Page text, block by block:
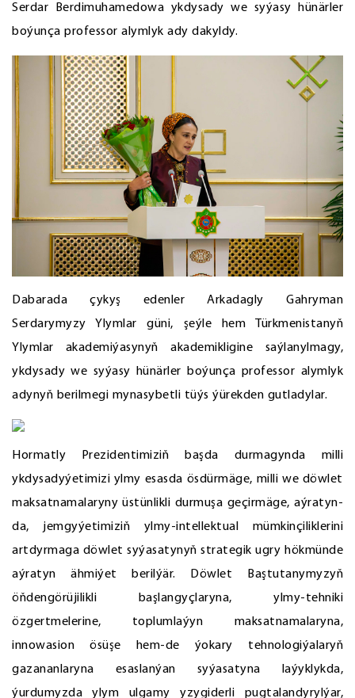
Serdar Berdimuhamedowa ykdysady we syýasy hünärler
boýunça professor alymlyk ady dakyldy.
Dabarada çykyş edenler Arkadagly Gahryman
Serdarymyzy Ylymlar güni, şeýle hem Türkmenistanyň
Ylymlar akademiýasynyň akademikligine saýlanylmagy,
ykdysady we syýasy hünärler boýunça professor alymlyk
adynyň berilmegi mynasybetli tüýs ýürekden gutladylar.
Hormatly Prezidentimiziň başda durmagynda milli
ykdysadyýetimizi ylmy esasda ösdürmäge, milli we döwlet
maksatnamalaryny üstünlikli durmuşa geçirmäge, aýratyn-
da, jemgyýetimiziň ylmy-intellektual mümkinçiliklerini
artdyrmaga döwlet syýasatynyň strategik ugry hökmünde
aýratyn ähmiýet berilýär. Döwlet Baştutanymyzyň
öňdengörüjilikli başlangyçlaryna, ylmy-tehniki
özgertmelerine, toplumlaýyn maksatnamalaryna,
innowasion ösüşe hem-de ýokary tehnologiýalaryň
gazananlaryna esaslanýan syýasatyna laýyklykda,
ýurdumyzda ylym ulgamy yzygiderli pugtalandyrylýar,